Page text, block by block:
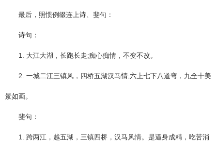
最后，照惯例缀连上诗、斐句：
诗句：
1. 大江大湖，长跑长走;痴心痴情，不变不改。
2. 一城二江三镇风，四桥五湖汉马情;六上七下八道弯，九全十美
景如画。
斐句：
1. 跨两江，越五湖，三镇四桥，汉马风情。是逼身成精，吃苦消